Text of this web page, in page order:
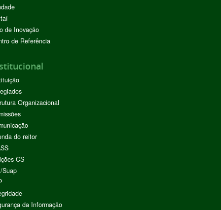
de Inovação
de Referência
Organizacional
do reitor
CS
Suap
da Informação